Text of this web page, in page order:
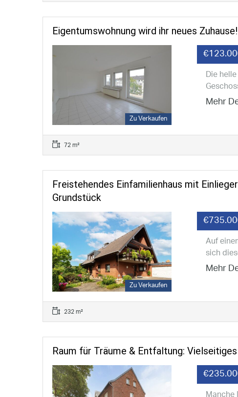
Eigentumswohnung wird ihr neues
Zu Verkaufen
Die
Mehr
72 m²
Freistehendes Einfamilienhaus mit
Grundstück
Zu Verkaufen
Auf
sich
Mehr
232 m²
Raum für Träume & Entfaltung:
Manche